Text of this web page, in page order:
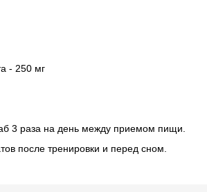
- 250 мг
3 раза на день между приемом пищи.
после тренировки и перед сном.